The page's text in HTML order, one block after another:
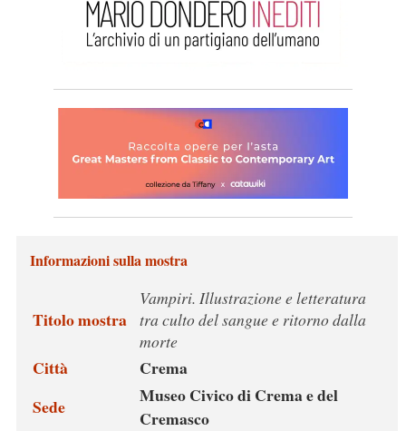
Informazioni sulla mostra
Titolo mostra
Vampiri. Illustrazione e letteratura
tra culto del sangue e ritorno dalla
morte
Città
Crema
Sede
Museo Civico di Crema e del
Cremasco